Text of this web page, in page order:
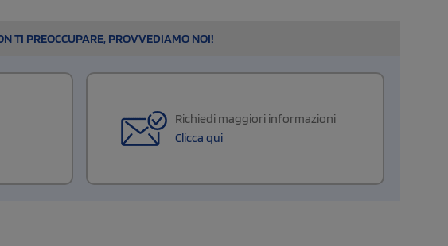
TI PREOCCUPARE, PROVVEDIAMO NOI!
Richiedi maggiori informazioni
Clicca qui